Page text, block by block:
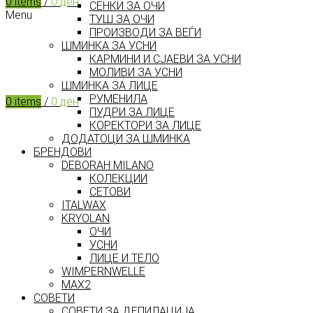
Menu
0 items / 0 ден
СЕНКИ ЗА ОЧИ
ТУШ ЗА ОЧИ
ПРОИЗВОДИ ЗА ВЕЃИ
ШМИНКА ЗА УСНИ
КАРМИНИ И СЈАЕВИ ЗА УСНИ
МОЛИВИ ЗА УСНИ
ШМИНКА ЗА ЛИЦЕ
РУМЕНИЛА
ПУДРИ ЗА ЛИЦЕ
КОРЕКТОРИ ЗА ЛИЦЕ
ДОДАТОЦИ ЗА ШМИНКА
БРЕНДОВИ
DEBORAH MILANO
КОЛЕКЦИИ
СЕТОВИ
ITALWAX
KRYOLAN
ОЧИ
УСНИ
ЛИЦЕ И ТЕЛО
WIMPERNWELLE
MAX2
СОВЕТИ